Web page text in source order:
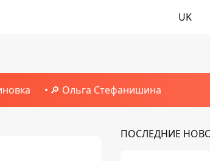
UK
🔎 Ольга Стефанишина
ПОСЛЕДНИЕ